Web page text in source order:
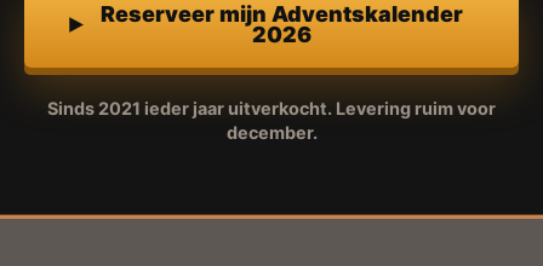
Reserveer mijn Adventskalender
2026
Sinds 2021 ieder jaar uitverkocht. Levering ruim voor
december.